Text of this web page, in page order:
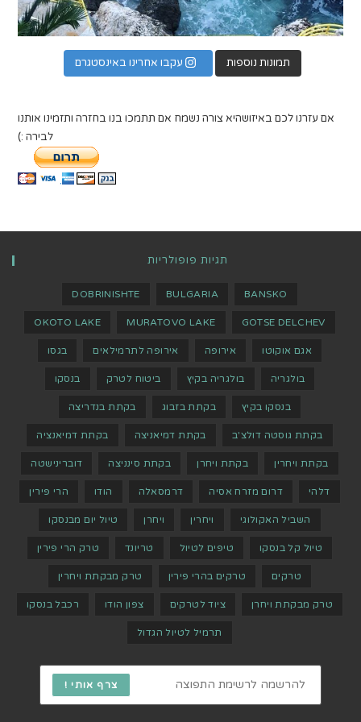
תמונות נוספות עקבו אחרינו באינסטגרם
אם עזרנו לכם באיזושהיא צורה נשמח אם תתמכו בנו בחזרה ותזמינו אותנו
לבירה :)
תגיות פופולריות
BANSKO
BULGARIA
DOBRINISHTE
GOTSE DELCHEV
MURATOVO LAKE
OKOTO LAKE
אגם אוקוטו אירופה אירופה לתרמילאים בגסו
בולגריה בולגריה בקיץ ביטוח לטרק בנסקו
בנסקו בקיץ בקתת בזבוג בקתת בנדריצה
בקתת גוסטה דולצ'ב בקתת דמיאניצה בקתת דמיאנציה
בקתת ויחרין בקתת ויחרן בקתת סינניצה דוברינישטה
דלהי דרום מזרח אסיה דרמסאלה הודו הרי פירין
השביל האקולוגי ויחרין ויחרן טיול יום מבנסקו
טיול קל בנסקו טיפים לטיול טריונד טרק הרי פירין
טרקים טרקים בהרי פירין טרק מבקתת ויחרין
טרק מבקתת ויחרן ציוד לטרקים צפון הודו רכבל בנסקו
תרמיל לטיול הגדול
צרף אותי !